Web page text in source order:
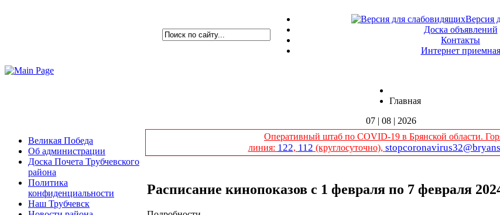
Версия
Доска объявлений
Контакты
Интернет приемная
Главная
07 | 08 | 2026
Великая Победа
Об администрации
Доска Почета Трубчевского
района
Политика
конфиденциальности
Наш Трубчевск
Оперативный штаб по COVID-19 в Брянской области.
линия: 122, 112 (круглосуточно),
Расписание кинопоказов с 1 февраля по 7 февраля